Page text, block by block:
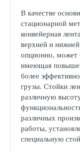
В качестве
стационарной
конвейерная
верхней и
опционно, может
имеющая
более
грузы. Стойки
различную
различных
работы,
специальную